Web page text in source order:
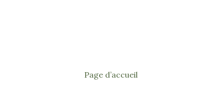
Page d’accueil